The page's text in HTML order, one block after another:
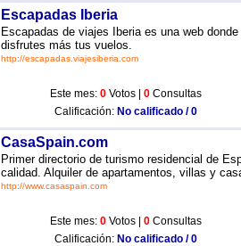
Escapadas Iberia
Escapadas de viajes Iberia es una web
disfrutes más tus vuelos.
http://escapadas.viajesiberia.com
Este mes: 0 Votos | 0 Consultas
Calificación: No calificado / 0
CasaSpain.com
Primer directorio de turismo residencial de
calidad. Alquiler de apartamentos, villas y
http://www.casaspain.com
Este mes: 0 Votos | 0 Consultas
Calificación: No calificado / 0